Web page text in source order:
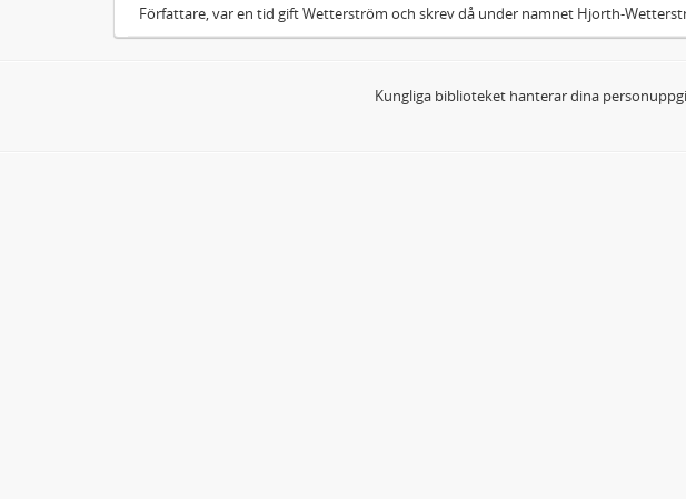
Författare, var en tid gift Wetterström och skrev då under namnet Hjorth-
Kungliga biblioteket hanterar dina